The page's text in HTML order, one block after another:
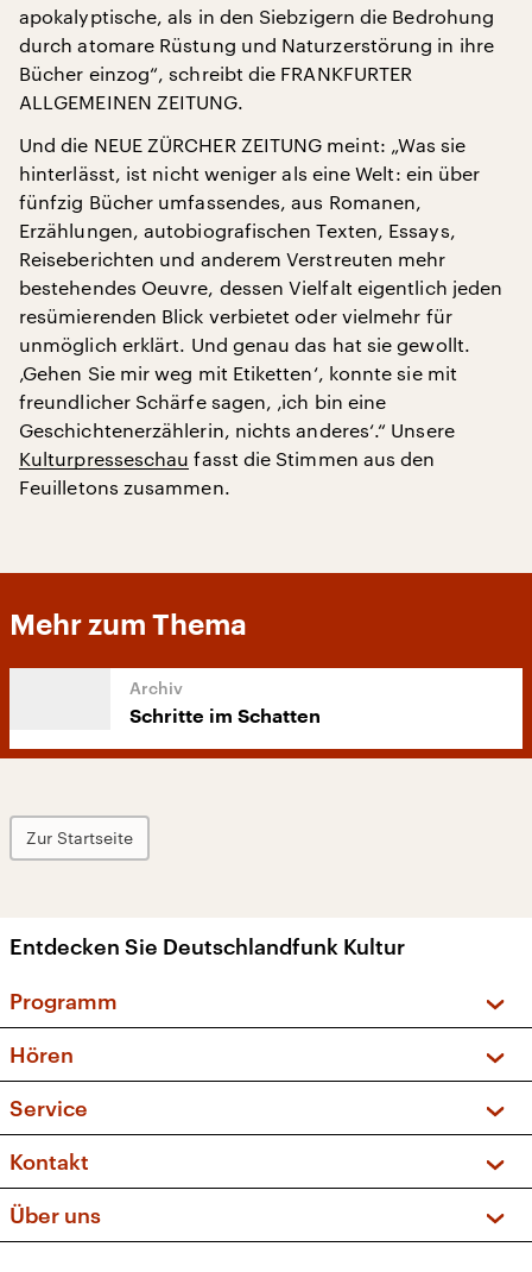
apokalyptische, als in den Siebzigern die Bedrohung
durch atomare Rüstung und Naturzerstörung in ihre
Bücher einzog“, schreibt die FRANKFURTER
ALLGEMEINEN ZEITUNG.
Und die NEUE ZÜRCHER ZEITUNG meint: „Was sie
hinterlässt, ist nicht weniger als eine Welt: ein über
fünfzig Bücher umfassendes, aus Romanen,
Erzählungen, autobiografischen Texten, Essays,
Reiseberichten und anderem Verstreuten mehr
bestehendes Oeuvre, dessen Vielfalt eigentlich jeden
resümierenden Blick verbietet oder vielmehr für
unmöglich erklärt. Und genau das hat sie gewollt.
‚Gehen Sie mir weg mit Etiketten‘, konnte sie mit
freundlicher Schärfe sagen, ‚ich bin eine
Geschichtenerzählerin, nichts anderes‘.“ Unsere
Kulturpresseschau fasst die Stimmen aus den
Feuilletons zusammen.
Mehr zum Thema
Schritte im Schatten
Zur Startseite
Entdecken Sie Deutschlandfunk Kultur
Programm
Sendungen und Podcasts
Musikliste
Kakadu – Das Kinderprogramm
Hören
Frequenzen (UKW + DAB+)
Service
FAQ
Apps
Newsletter
Kontakt
Social Media
Über uns